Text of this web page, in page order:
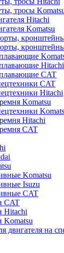
тросы
Hitachi
Komatsu
Hitachi
CAT
CAT
Hitachi
Komatsu
Hitachi
CAT
Komatsu
Isuzu
CAT
CAT
Hitachi
двигателя на